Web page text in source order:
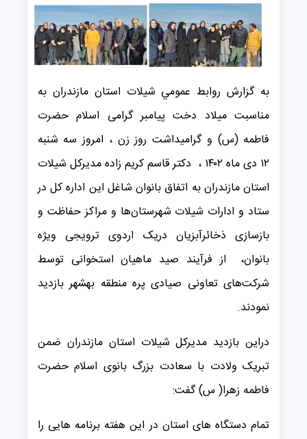
به گزارش روابط عمومي شیلات استان مازندران به
مناسبت میلاد دخت پیامبر گرامی اسلام حضرت
فاطمه (س) و گرامیداشت روز زن ، امروز سه شنبه
۱۲ دی ماه ۱۴۰۲ ، دکتر قاسم کریم زاده مدیرکل شیلات
استان مازندران به اتفاق بانوان شاغل این اداره کل در
ستاد و ادارات شیلات شهرستان‌ها و مراکز حفاظت و
بازسازی ذخائرآبزیان دریک اردوی ترویجی ویژه
بانوان، از فرآیند صید ماهیان استخوانی توسط
شرکت‌های تعاونی صیادی پره منطقه بهشهر بازدید
نمودند.
دراین بازدید مدیرکل شیلات استان مازندران ضمن
تبریک ولادت با سعادت بزرگ بانوی اسلام حضرت
فاطمه زهرا( س) گفت:
تمام دستگاه های استان در این هفته برنامه هایی را